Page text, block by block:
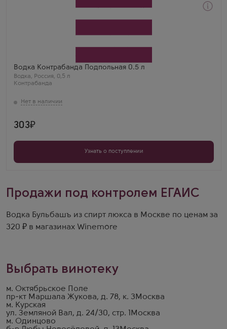
Водка Контрабанда Подпольная 0.5 л
Водка, Россия, 0,5 л
Контрабанда
303
Узнать о поступлении
Продажи под контролем ЕГАИС
Водка Бульбашъ из спирт люкса в Москве по ценам за
320 ₽ в магазинах Winemore
Выбрать винотеку
м. Октябрьское Поле
пр-кт Маршала Жукова, д. 78, к. 3 Москва
м. Курская
ул. Земляной Вал, д. 24/30, стр. 1
Москва
м. Одинцово